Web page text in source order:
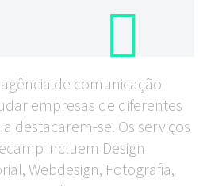
de comunicação
empresas de diferentes
destacarem-se. Os serviços
incluem Design
Webdesign, Fotografia,